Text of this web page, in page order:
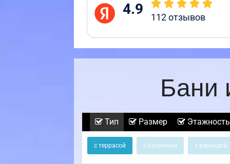
4.9 112отзывов
Бани
Тип Размер Этажность
с террасой с балконом с верандой